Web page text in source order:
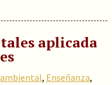
aplicada
, Enseñanza,